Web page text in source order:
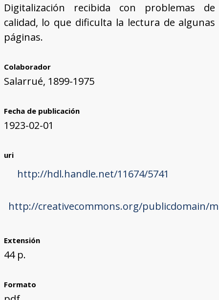
Digitalización recibida con problemas de
calidad, lo que dificulta la lectura de algunas
páginas.
Colaborador
Salarrué, 1899-1975
Fecha de publicación
1923-02-01
uri
http://hdl.handle.net/11674/5741
http://creativecommons.org/publicdomain/
Extensión
44 p.
Formato